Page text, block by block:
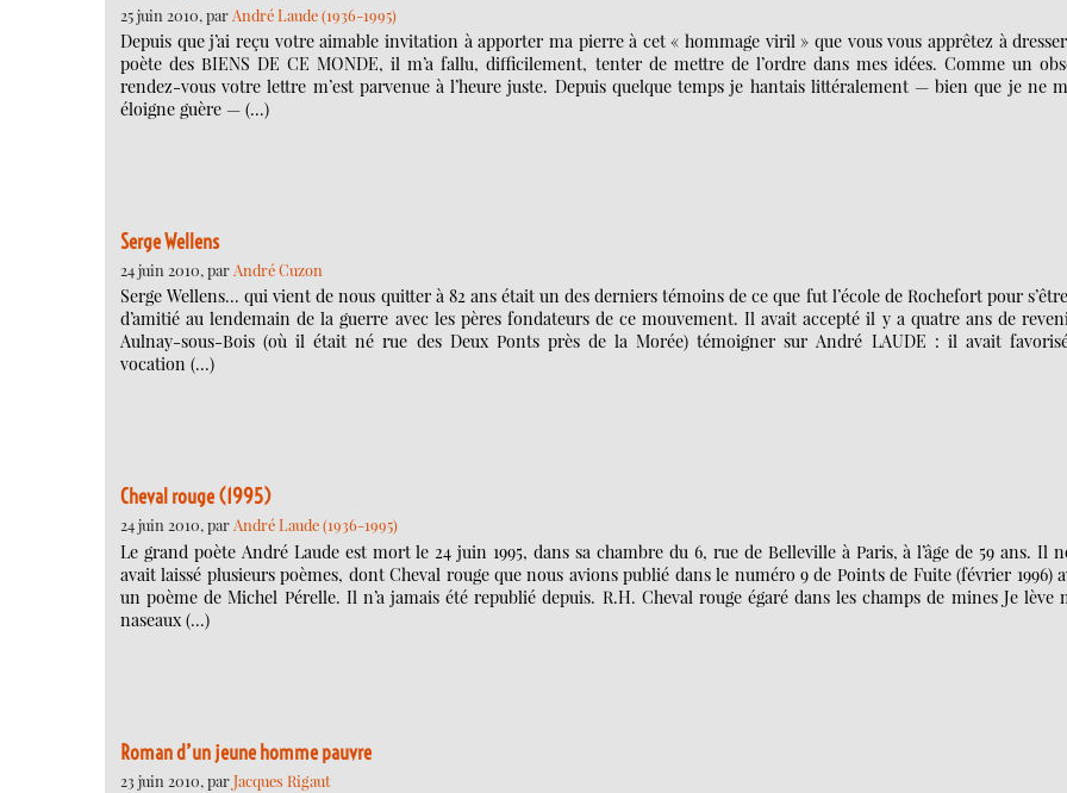
25 juin 2010, parAndré Laude (1936-1995)
Depuis que j’ai reçu votre aimable invitation à apporter ma pierre à cet « hommage viril » que vous vous apprêtez à
poète des BIENS DE CE MONDE, il m’a fallu, difficilement, tenter de mettre de l’ordre dans mes idées. Comme un
rendez-vous votre lettre m’est parvenue à l’heure juste. Depuis quelque temps je hantais littéralement — bien que je ne
éloigne guère — (…)
Serge Wellens
24 juin 2010, parAndré Cuzon
Serge Wellens… qui vient de nous quitter à 82 ans était un des derniers témoins de ce que fut l’école de Rochefort pour
d’amitié au lendemain de la guerre avec les pères fondateurs de ce mouvement. Il avait accepté il y a quatre ans de
Aulnay-sous-Bois (où il était né rue des Deux Ponts près de la Morée) témoigner sur André LAUDE : il avait
vocation (…)
Cheval rouge (1995)
24 juin 2010, parAndré Laude (1936-1995)
Le grand poète André Laude est mort le 24 juin 1995, dans sa chambre du 6, rue de Belleville à Paris, à l’âge de 59 ans. Il
avait laissé plusieurs poèmes, dont Cheval rouge que nous avions publié dans le numéro 9 de Points de Fuite (février 1996)
un poème de Michel Pérelle. Il n’a jamais été republié depuis. R.H. Cheval rouge égaré dans les champs de mines Je lève
naseaux (…)
Roman d’un jeune homme pauvre
23 juin 2010, parJacques Rigaut